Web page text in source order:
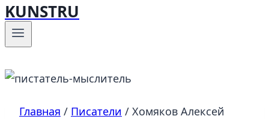
KUNSTRU
Главная / Писатели / Хомяков Алексей